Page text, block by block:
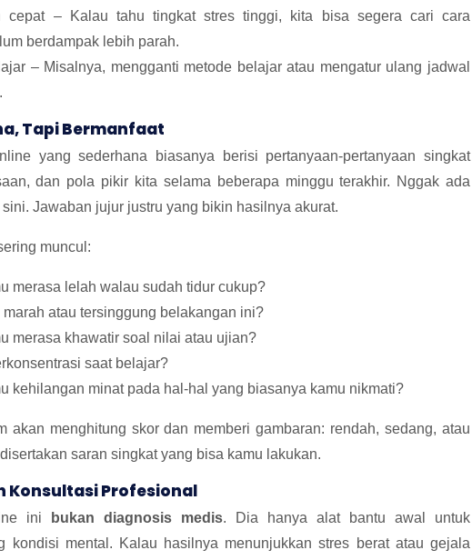
cepat – Kalau tahu tingkat stres tinggi, kita bisa segera cari cara
berdampak lebih parah.
– Misalnya, mengganti metode belajar atau mengatur ulang jadwal
Tapi Bermanfaat
yang sederhana biasanya berisi pertanyaan-pertanyaan singkat
dan pola pikir kita selama beberapa minggu terakhir. Nggak ada
Jawaban jujur justru yang bikin hasilnya akurat.
muncul:
merasa lelah walau sudah tidur cukup?
atau tersinggung belakangan ini?
merasa khawatir soal nilai atau ujian?
saat belajar?
kehilangan minat pada hal-hal yang biasanya kamu nikmati?
akan menghitung skor dan memberi gambaran: rendah, sedang, atau
saran singkat yang bisa kamu lakukan.
Konsultasi Profesional
ini bukan diagnosis medis. Dia hanya alat bantu awal untuk
kondisi mental. Kalau hasilnya menunjukkan stres berat atau gejala